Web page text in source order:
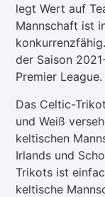
legt Wert auf
Mannschaft ist
der Saison
Premier League.
Das Celtic-
und Weiß
keltischen
Irlands und
Trikots ist
keltische